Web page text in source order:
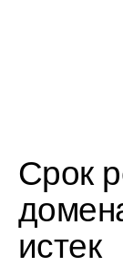
Срок
истек